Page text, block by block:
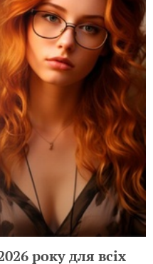
року для всіх